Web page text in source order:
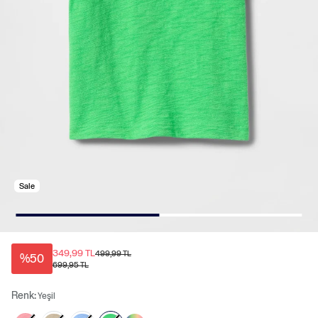
Sale
%50 349,99 TL499,99 TL
699,95 TL
Renk:Yeşil